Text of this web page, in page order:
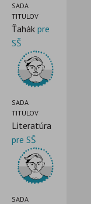
SADA
TITULOV
Ťahák pre
SŠ
SADA
TITULOV
Literatúra
pre SŠ
SADA